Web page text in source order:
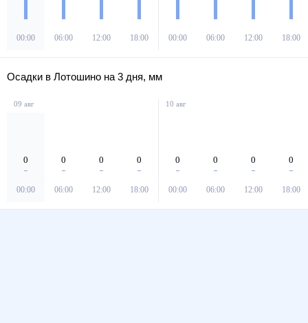
00:00 06:00 12:00 18:00 00:00 06:00 12:00 18:00
Осадки в Лотошино на 3 дня, мм
09 авг
0
00:00
0
06:00
0
12:00
0
18:00
10 авг
0
00:00
0
06:00
0
12:00
0
18:00